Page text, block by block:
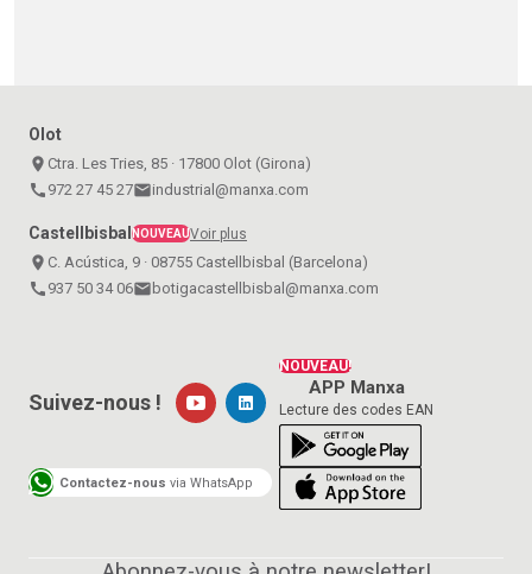
Olot
place Ctra. Les Tries, 85 · 17800 Olot (Girona)
call 972 27 45 27emailindustrial@manxa.com
Castellbisbal NOUVEAUVoir plus
place C. Acústica, 9 · 08755 Castellbisbal (Barcelona)
call 937 50 34 06email botigacastellbisbal@manxa.com
NOUVEAU!
APP Manxa
Lecture des codes EAN
Suivez-nous !
Contactez-nous via WhatsApp